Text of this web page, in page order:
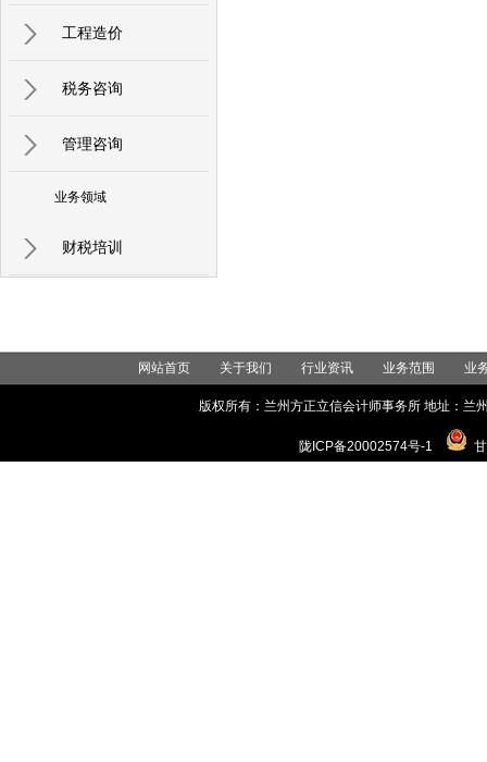
工程造价
税务咨询
管理咨询
业务领域
财税培训
网站首页 关于我们 行业资讯 业务范围 业
版权所有：兰州方正立信会计师事务所 地址：
陇ICP备20002574号-1